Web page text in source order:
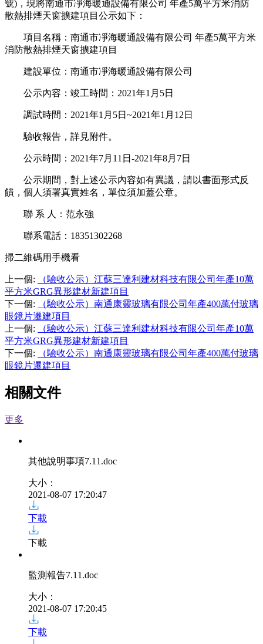
號)，現將南通市凈海暖通設備有限公司 年產5萬平方米消防
散熱排煙天窗擴建項目公示如下：
項目名稱：南通市凈海暖通設備有限公司 年產5萬平方米
消防散熱排煙天窗擴建項目
建設單位：南通市凈海暖通設備有限公司
公示內容：竣工時間：2021年1月5日
調試時間：2021年1月5日~2021年1月12日
驗收報告，詳見附件。
公示時間：2021年7月11日-2021年8月7日
公示期間，對上述公示內容如有異議，請以書面形式反
饋，個人須署真實姓名，單位須加蓋公章。
聯 系 人：范永強
聯系電話：18351302268
掃二維碼用手機看
上一個:
（驗收公示）江蘇三達利建材科技有限公司年產10萬
平方米GRG異形建材新建項目
下一個:
（驗收公示）南通康靈玻璃有限公司年產400萬付玻璃
眼鏡片遷建項目
上一個:
（驗收公示）江蘇三達利建材科技有限公司年產10萬
平方米GRG異形建材新建項目
下一個:
（驗收公示）南通康靈玻璃有限公司年產400萬付玻璃
眼鏡片遷建項目
相關文件
更多
其他說明事項7.11 .doc
大小：
2021-08-07 17:20:47
下載
下載
監測報告7.11 .doc
大小：
2021-08-07 17:20:45
下載